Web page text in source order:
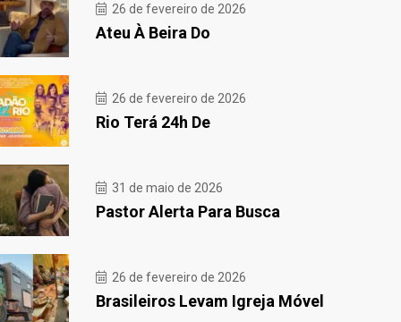
26 de fevereiro de 2026
Ateu À Beira Do
26 de fevereiro de 2026
Rio Terá 24h De
31 de maio de 2026
Pastor Alerta Para Busca
26 de fevereiro de 2026
Brasileiros Levam Igreja Móvel